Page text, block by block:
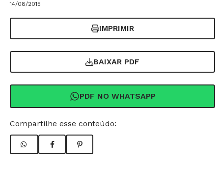
14/08/2015
IMPRIMIR
BAIXAR PDF
PDF NO WHATSAPP
Compartilhe esse conteúdo: